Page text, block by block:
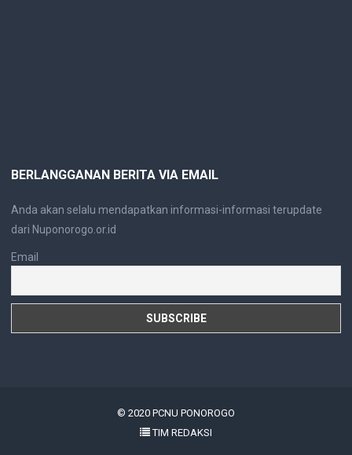
BERLANGGANAN BERITA VIA EMAIL
Anda akan selalu mendapatkan informasi-informasi terupdate
dari Nuponorogo.or.id
Email
© 2020 PCNU PONOROGO
TIM REDAKSI